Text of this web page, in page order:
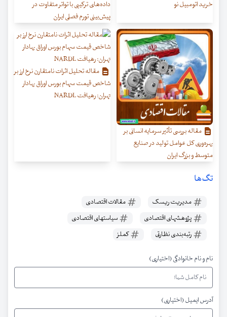
خرید اتومبیل نو
داده‌های ترکیبی با تواتر متفاوت در
پیش‌بینی تورم فصلی ایران
مقاله بررسی تأثیر سرمایه انسانی بر
بهره‌وری کل عوامل تولید در صنایع
متوسط و بزرگ ایران
مقاله تحلیل اثرات نامتقارن نرخ ارز بر
شاخص قیمت سهام بورس اوراق بهادار
تهران: رهیافت NARDL
تگ‌ها
مدیریت ریسک
مقالات اقتصادی
پژوهشهای اقتصادی
سیاستهای اقتصادی
رتبه‌بندی نظارتی
کملز
نام و نام خانوادگی (اختیاری)
آدرس ایمیل (اختیاری)